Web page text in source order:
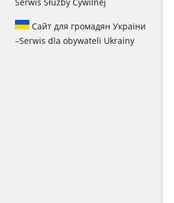
Сайт для громадян України
–Serwis dla obywateli Ukrainy